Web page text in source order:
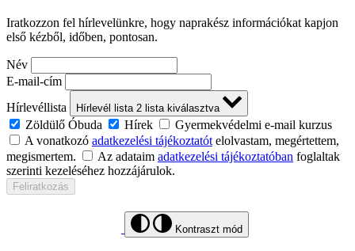
Iratkozzon fel hírlevelünkre, hogy naprakész információkat kapjon
első kézből, időben, pontosan.
Név
E-mail-cím
Hírlevéllista
Hírlevél lista 2 lista kiválasztva
Zöldülő Óbuda Hírek
Gyermekvédelmi e-mail kurzus
A vonatkozó adatkezelési tájékoztatót elolvastam, megértettem,
megismertem.
Az adataim adatkezelési tájékoztatóban foglaltak
szerinti kezeléséhez hozzájárulok.
Feliratkozás
Kontraszt mód